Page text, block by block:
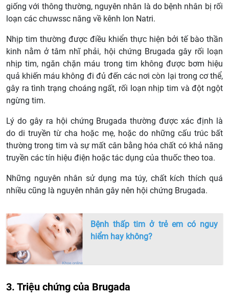
giống với thông thường, nguyên nhân là do bệnh nhân bị rối
loạn các chuwssc năng về kênh Ion Natri.
Nhịp tim thường được điều khiển thực hiện bởi tế bào thần
kinh nằm ở tâm nhĩ phải, hội chứng Brugada gây rối loạn
nhịp tim, ngăn chặn máu trong tim không được bơm hiệu
quả khiến máu không đi đủ đến các nơi còn lại trong cơ thể,
gây ra tình trạng choáng ngất, rối loạn nhịp tim và đột ngột
ngừng tim.
Lý do gây ra hội chứng Brugada thường được xác định là
do di truyền từ cha hoặc mẹ, hoặc do những cấu trúc bất
thường trong tim và sự mất cân bằng hóa chất có khả năng
truyền các tín hiệu điện hoặc tác dụng của thuốc theo toa.
Những nguyên nhân sử dụng ma túy, chất kích thích quá
nhiều cũng là nguyên nhân gây nên hội chứng Brugada.
Bệnh thấp tim ở trẻ em có nguy
hiểm hay không?
3. Triệu chứng của Brugada